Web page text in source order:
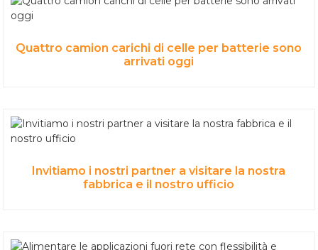
Quattro camion carichi di celle per batterie sono
arrivati ​​oggi
Invitiamo i nostri partner a visitare la nostra
fabbrica e il nostro ufficio